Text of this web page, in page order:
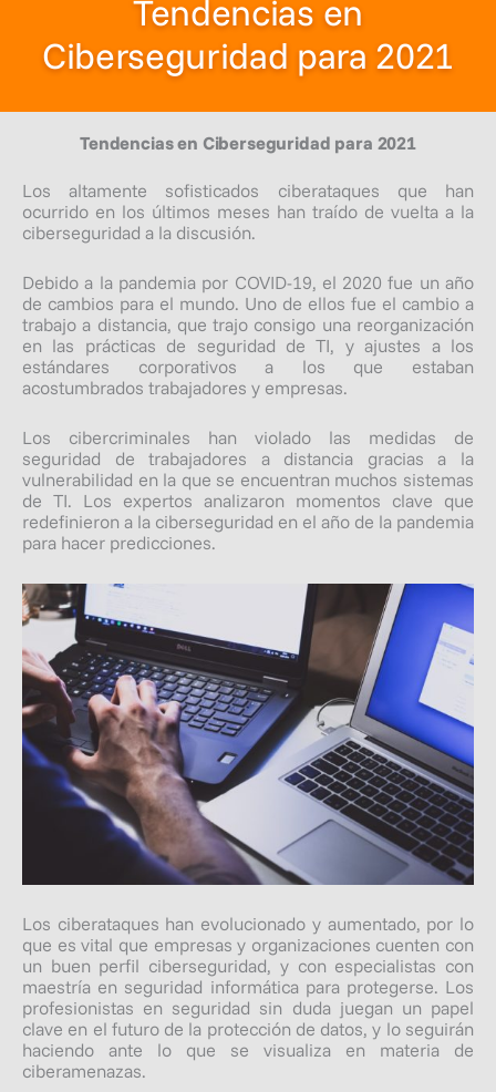
Tendencias en
Ciberseguridad para 2021
Tendencias en Ciberseguridad para 2021
Los altamente sofisticados ciberataques que han
ocurrido en los últimos meses han traído de vuelta a la
ciberseguridad a la discusión.
Debido a la pandemia por COVID-19, el 2020 fue un año
de cambios para el mundo. Uno de ellos fue el cambio a
trabajo a distancia, que trajo consigo una reorganización
en las prácticas de seguridad de TI, y ajustes a los
estándares corporativos a los que estaban
acostumbrados trabajadores y empresas.
Los cibercriminales han violado las medidas de
seguridad de trabajadores a distancia gracias a la
vulnerabilidad en la que se encuentran muchos sistemas
de TI. Los expertos analizaron momentos clave que
redefinieron a la ciberseguridad en el año de la pandemia
para hacer predicciones.
Los ciberataques han evolucionado y aumentado, por lo
que es vital que empresas y organizaciones cuenten con
un buen perfil ciberseguridad, y con especialistas con
maestría en seguridad informática para protegerse. Los
profesionistas en seguridad sin duda juegan un papel
clave en el futuro de la protección de datos, y lo seguirán
haciendo ante lo que se visualiza en materia de
ciberamenazas.